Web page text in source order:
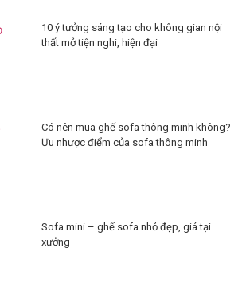
10 ý tưởng sáng tạo cho không gian nội
thất mở tiện nghi, hiện đại
Có nên mua ghế sofa thông minh không?
Ưu nhược điểm của sofa thông minh
Sofa mini – ghế sofa nhỏ đẹp, giá tại
xưởng